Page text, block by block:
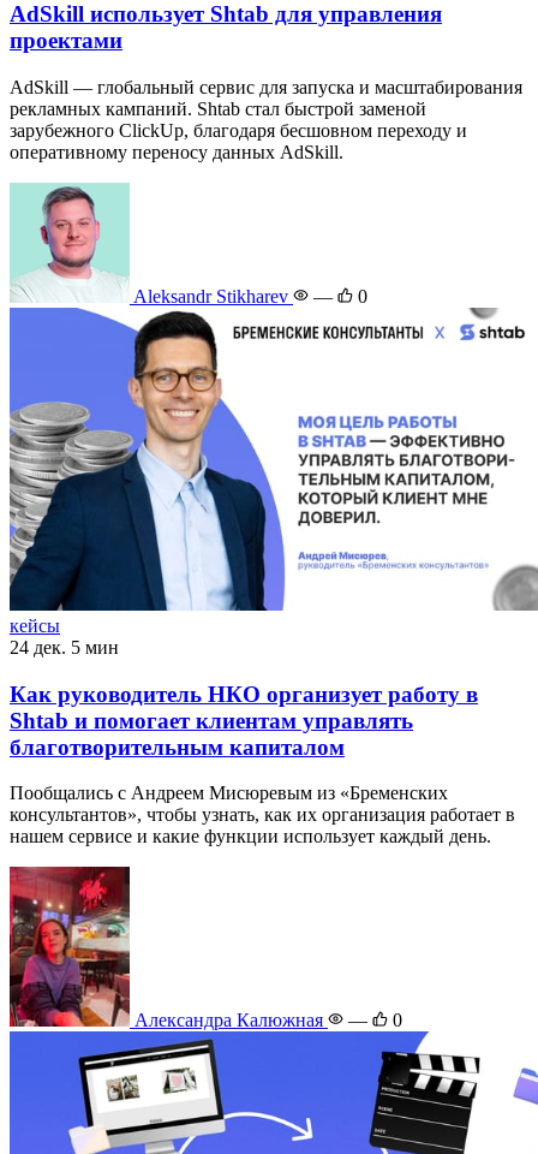
AdSkill использует Shtab для управления
проектами
AdSkill — глобальный сервис для запуска и масштабирования
рекламных кампаний. Shtab стал быстрой заменой
зарубежного ClickUp, благодаря бесшовном переходу и
оперативному переносу данных AdSkill.
Aleksandr Stikharev — 0
кейсы
24 дек. 5 мин
Как руководитель НКО организует работу в
Shtab и помогает клиентам управлять
благотворительным капиталом
Пообщались с Андреем Мисюревым из «Бременских
консультантов», чтобы узнать, как их организация работает в
нашем сервисе и какие функции использует каждый день.
Александра Калюжная — 0